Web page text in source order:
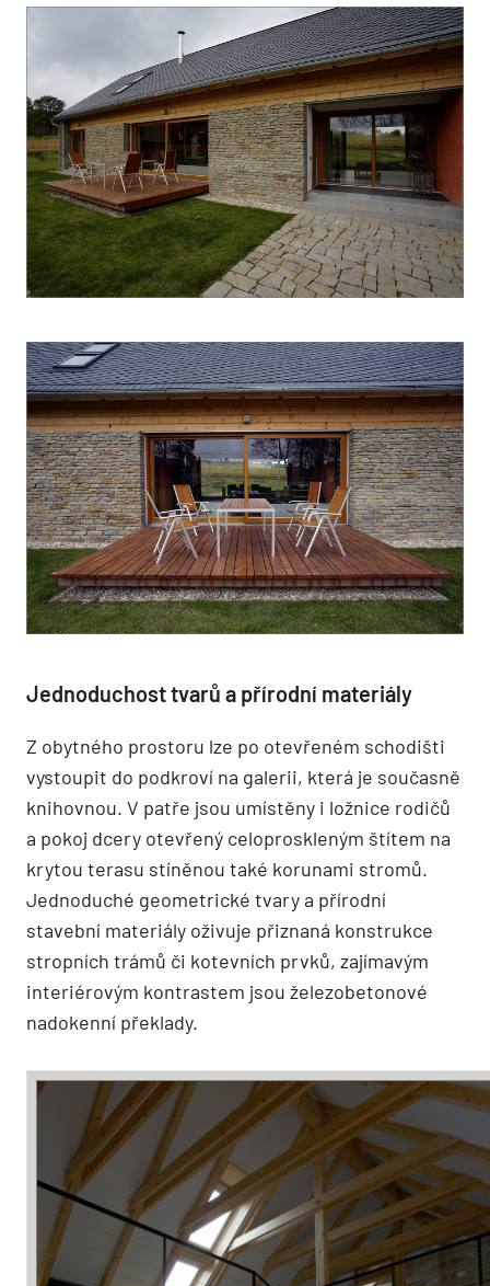
Jednoduchost tvarů a přírodní materiály
Z obytného prostoru lze po otevřeném schodišti
vystoupit do podkroví na galerii, která je současně
knihovnou. V patře jsou umístěny i ložnice rodičů
a pokoj dcery otevřený celoproskleným štítem na
krytou terasu stíněnou také korunami stromů.
Jednoduché geometrické tvary a přírodní
stavební materiály oživuje přiznaná konstrukce
stropních trámů či kotevních prvků, zajímavým
interiérovým kontrastem jsou železobetonové
nadokenní překlady.